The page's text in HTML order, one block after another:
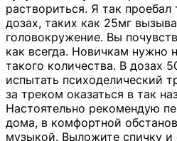
раствориться. Я так проебал
дозах, таких как 25мг
головокружение. Вы
как всегда. Новичкам нужно
такого количества. В дозах
испытать психоделический
за треком оказаться в так
Настоятельно рекомендую
дома, в комфортной
музыкой. Выложите спичку и